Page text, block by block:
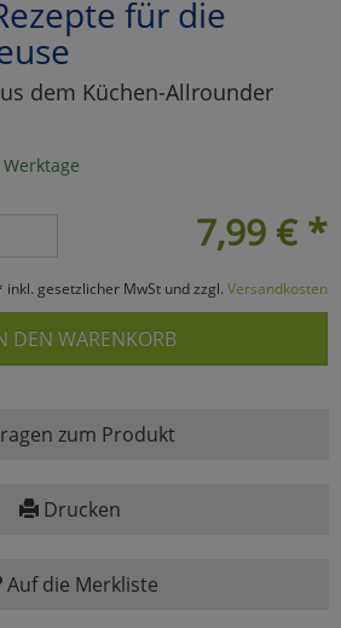
für die
dem Küchen-Allrounder
7,99 € *
inkl. gesetzlicher MwSt und zzgl. Versandkosten
DEN WARENKORB
zum Produkt
Drucken
Auf die Merkliste
speichern
zurückzu Haupptseite